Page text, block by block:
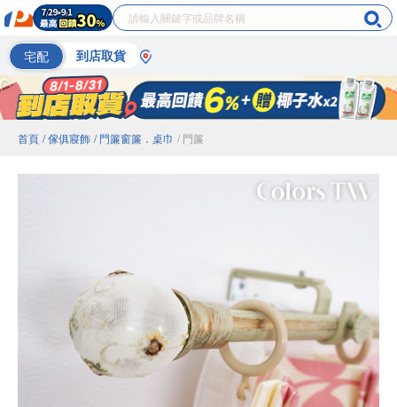
宅配 到店取貨
首頁 / 傢俱寢飾 / 門簾窗簾．桌巾 / 門簾